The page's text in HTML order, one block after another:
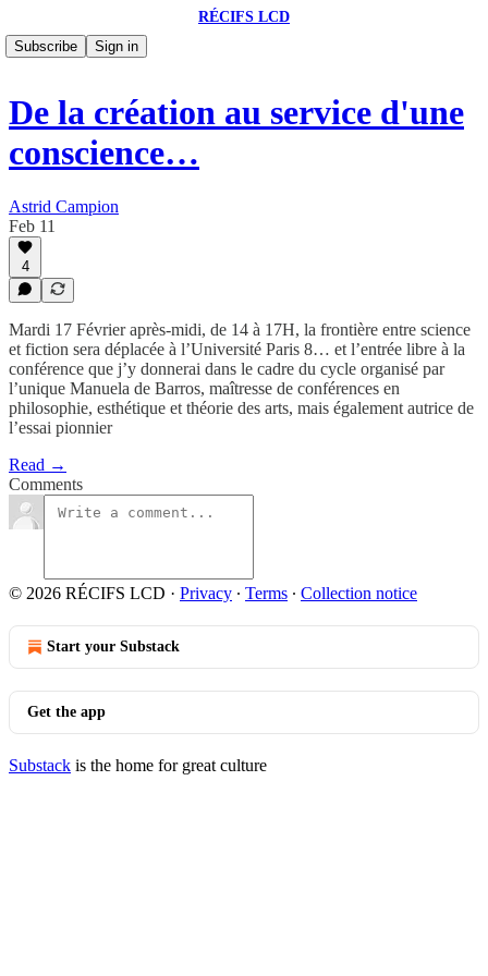
RÉCIFS LCD
Subscribe
Sign in
De la création au service d'une
conscience…
Astrid Campion
Feb 11
4
Mardi 17 Février après-midi, de 14 à 17H, la frontière entre science
et fiction sera déplacée à l’Université Paris 8… et l’entrée libre à la
conférence que j’y donnerai dans le cadre du cycle organisé par
l’unique Manuela de Barros, maîtresse de conférences en
philosophie, esthétique et théorie des arts, mais également autrice de
l’essai pionnier
Read →
Comments
© 2026 RÉCIFS LCD · Privacy ∙ Terms ∙ Collection notice
Start your Substack
Get the app
Substack is the home for great culture